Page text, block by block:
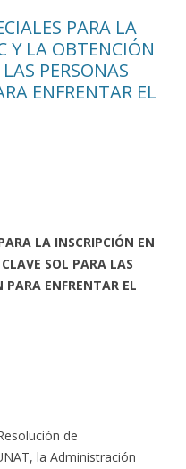
PARA LA
Y LA OBTENCIÓN
PERSONAS
ENFRENTAR EL
LA INSCRIPCIÓN EN
SOL PARA LAS
PARA ENFRENTAR EL
de
la Administración